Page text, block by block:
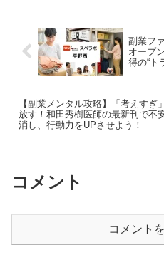
副業フ
オープ
得の“ト
【副業メンタル攻略】「考えすぎ
放す！和田秀樹医師の最新刊で不
消し、行動力をUPさせよう！
コメント
コメント